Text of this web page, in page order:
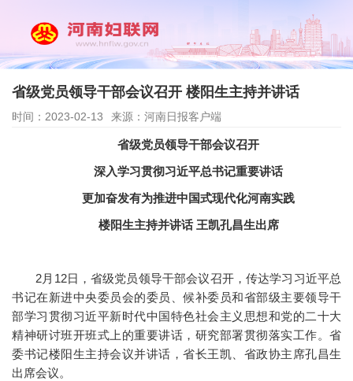
省级党员领导干部会议召开 楼阳生主持并讲话
时间：2023-02-13 来源：河南日报客户端
省级党员领导干部会议召开
深入学习贯彻习近平总书记重要讲话
更加奋发有为推进中国式现代化河南实践
楼阳生主持并讲话 王凯孔昌生出席
2月12日，省级党员领导干部会议召开，传达学习习近平总
书记在新进中央委员会的委员、候补委员和省部级主要领导干
部学习贯彻习近平新时代中国特色社会主义思想和党的二十大
精神研讨班开班式上的重要讲话，研究部署贯彻落实工作。省
委书记楼阳生主持会议并讲话，省长王凯、省政协主席孔昌生
出席会议。